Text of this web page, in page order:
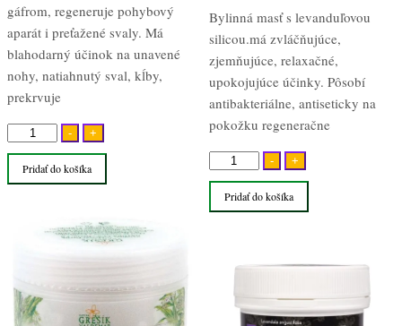
gáfrom, regeneruje pohybový
aparát i preťažené svaly. Má
blahodarný účinok na unavené
nohy, natiahnutý sval, kĺby,
prekrvuje
-
množstvo
Kostihojová
bylinná
gáfrom
+
Pridať do košíka
Bylinná masť s levanduľovou
silicou.má zvláčňujúce,
zjemňujúce, relaxačné,
upokojujúce účinky. Pôsobí
antibakteriálne, antiseticky na
pokožku regeneračne
-
množstvo
Levanduľová
masť
Extract
+
Pridať do košíka